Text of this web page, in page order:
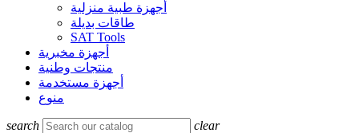
أجهزة طبية منزلية
طاقات بديلة
SAT Tools
أجهزة مخبرية
منتجات وطنية
أجهزة مستخدمة
منوع
search clear